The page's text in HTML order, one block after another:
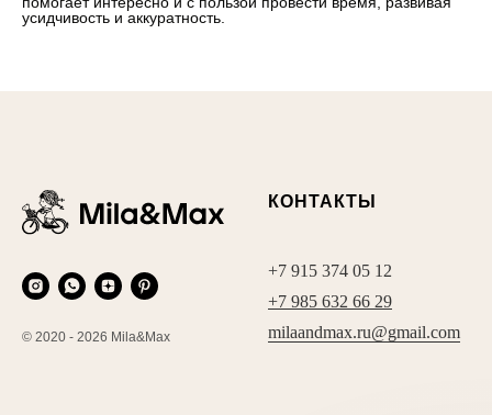
усидчивость и аккуратность.
© 2020 - 2026 Mila&Max
КОНТАКТЫ
+7 915 374 05 12
+7 985 632 66 29
milaandmax.ru@gmail.com